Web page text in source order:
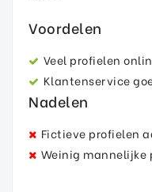
Voordelen
Veel profielen
Klantenservice
Nadelen
Fictieve profielen
Weinig mannelijke